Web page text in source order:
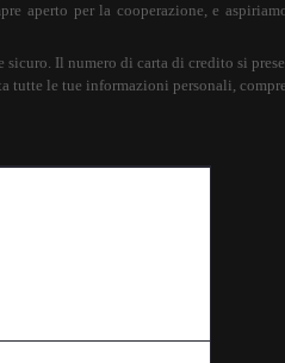
aperto per la cooperazione, e
Il numero di carta di credito si
tutte le tue informazioni personali,